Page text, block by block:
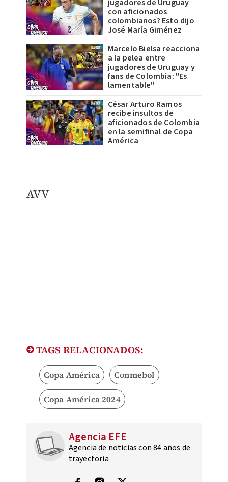
jugadores de Uruguay
con aficionados
colombianos? Esto dijo
José María Giménez
Marcelo Bielsa reacciona
a la pelea entre
jugadores de Uruguay y
fans de Colombia: "Es
lamentable"
César Arturo Ramos
recibe insultos de
aficionados de Colombia
en la semifinal de Copa
América
AVV
TAGS RELACIONADOS:
Copa América Conmebol
Copa América 2024
Agencia EFE
Agencia de noticias con 84 años de
trayectoria